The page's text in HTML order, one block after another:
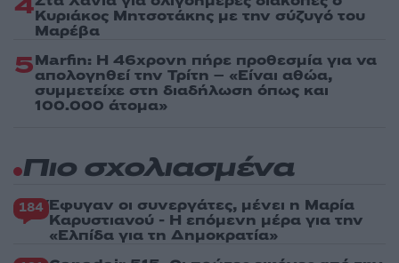
Κυριάκος Μητσοτάκης με την σύζυγό του
Μαρέβα
5Marfin: Η 46χρονη πήρε προθεσμία για να
απολογηθεί την Τρίτη – «Είναι αθώα,
συμμετείχε στη διαδήλωση όπως και
100.000 άτομα»
Πιο σχολιασμένα
184 Έφυγαν οι συνεργάτες, μένει η Μαρία
Καρυστιανού - Η επόμενη μέρα για την
«Ελπίδα για τη Δημοκρατία»